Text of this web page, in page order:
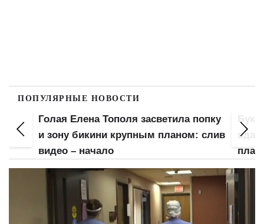
ПОПУЛЯРНЫЕ НОВОСТИ
Голая Елена Тополя засветила попку
и зону бикини крупным планом: слив
видео – начало